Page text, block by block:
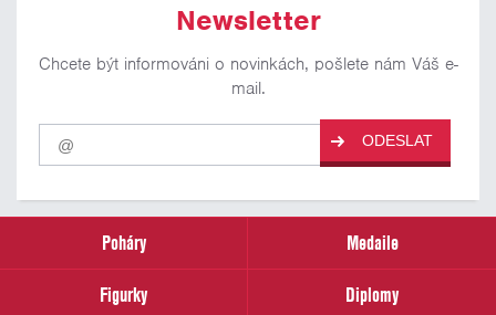
Newsletter
Chcete být informováni o novinkách, pošlete nám Váš e-
mail.
Pro
odběr
našich
email
ODESLAT
Poháry
Medaile
Figurky
Diplomy